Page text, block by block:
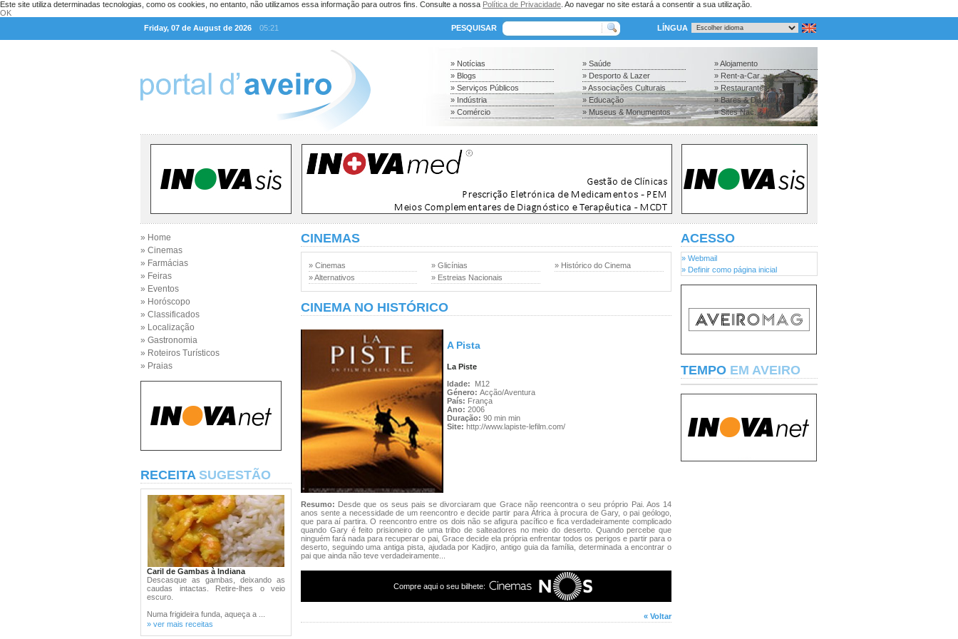
Este site utiliza determinadas tecnologias, como os cookies, no entanto, não utilizamos essa informação para outros fins. Consulte a nossa Política de Privacidade . Ao navegar no site estará a consentir a sua utilização.
OK
Friday, 07 de August de 2026
05:21 PESQUISAR LÍNGUA
» Notícias
» Blogs
» Serviços Públicos
» Indústria
» Comércio
» Saúde
» Desporto & Lazer
» Associações Culturais
» Educação
» Museus & Monumentos
» Alojamento
» Rent-a-Car
» Restaurantes
» Bares & Discotecas
» Sites Nac. & Inter.
» Home
» Cinemas
» Farmácias
» Feiras
» Eventos
» Horóscopo
» Classificados
» Localização
» Gastronomia
» Roteiros Turísticos
» Praias
RECEITA SUGESTÃO
Caril de Gambas à Indiana
Descasque as gambas, deixando as
caudas intactas. Retire-lhes o veio
escuro.
Numa frigideira funda, aqueça a ...
» ver mais receitas
CINEMAS
» Cinemas
» Alternativos
» Glicínias
» Estreias Nacionais
» Histórico do Cinema
CINEMA NO HISTÓRICO
A Pista
La Piste
Idade:
M12
Género: Acção/Aventura
País: França
Ano: 2006
Duração: 90 min min
Site: http://www.lapiste-lefilm.com/
Resumo: Desde que os seus pais se divorciaram que Grace não reencontra o seu próprio Pai. Aos 14
anos sente a necessidade de um reencontro e decide partir para África à procura de Gary, o pai geólogo,
que para aí partira. O reencontro entre os dois não se afigura pacífico e fica verdadeiramente complicado
quando Gary é feito prisioneiro de uma tribo de salteadores no meio do deserto. Quando percebe que
ninguém fará nada para recuperar o pai, Grace decide ela própria enfrentar todos os perigos e partir para o
deserto, seguindo uma antiga pista, ajudada por Kadjiro, antigo guia da família, determinada a encontrar o
pai que ainda não teve verdadeiramente...
Compre aqui o seu bilhete:
« Voltar
ACESSO
» Webmail
» Definir como página inicial
TEMPO EM AVEIRO